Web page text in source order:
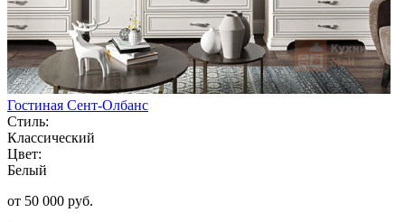
Гостиная Сент-Олбанс
Стиль:
Классический
Цвет:
Белый
от 50 000 руб.